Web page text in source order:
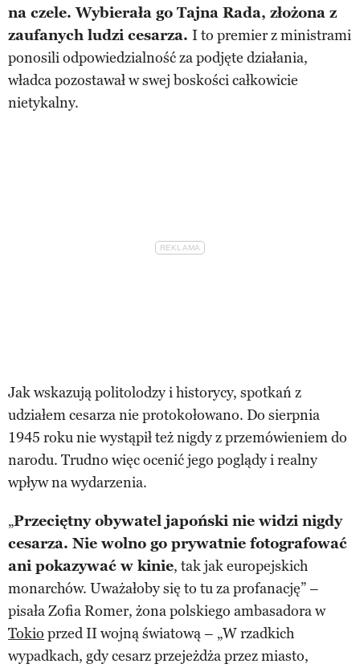
na czele. Wybierała go Tajna Rada, złożona z
zaufanych ludzi cesarza. I to premier z ministrami
ponosili odpowiedzialność za podjęte działania,
władca pozostawał w swej boskości całkowicie
nietykalny.
Jak wskazują politolodzy i historycy, spotkań z
udziałem cesarza nie protokołowano. Do sierpnia
1945 roku nie wystąpił też nigdy z przemówieniem do
narodu. Trudno więc ocenić jego poglądy i realny
wpływ na wydarzenia.
„Przeciętny obywatel japoński nie widzi nigdy
cesarza. Nie wolno go prywatnie fotografować
ani pokazywać w kinie, tak jak europejskich
monarchów. Uważałoby się to tu za profanację” –
pisała Zofia Romer, żona polskiego ambasadora w
Tokio przed II wojną światową – „W rzadkich
wypadkach, gdy cesarz przejeżdża przez miasto,